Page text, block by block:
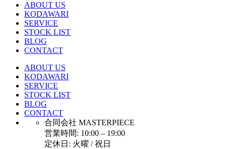
ABOUT US
KODAWARI
SERVICE
STOCK LIST
BLOG
CONTACT
ABOUT US
KODAWARI
SERVICE
STOCK LIST
BLOG
CONTACT
合同会社 MASTERPIECE
営業時間: 10:00 – 19:00
定休日: 火曜 / 祝日